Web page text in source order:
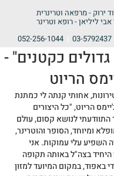
ירוק -מרפאה וטרינרית
ליליאן - רופא וטרינר
03-5792437
052-256-1044
כקטנים" -
הריוט
אחותי קנתה לי כמתנת
הריוט, "כל היצורים
התוודעתי לנושא קסום, עולם
ומיוחד, הסופר והוטרינר,
השפיע עלי עמוקות. אני
היחיד בצה"ל באותה תקופה
במקום המיועד למזון